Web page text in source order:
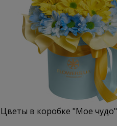
Цветы в коробке "Мое чудо"